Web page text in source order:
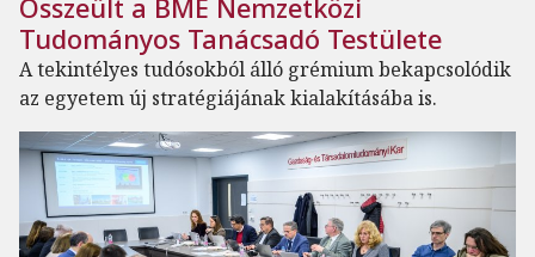
Összeült a BME Nemzetközi
Tudományos Tanácsadó Testülete
A tekintélyes tudósokból álló grémium bekapcsolódik
az egyetem új stratégiájának kialakításába is.